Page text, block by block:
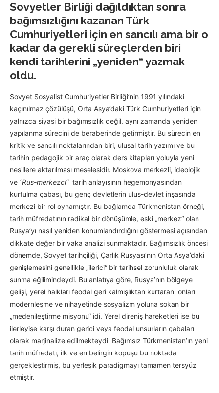
Sovyetler Birliği dağıldıktan sonra
bağımsızlığını kazanan Türk
Cumhuriyetleri için en sancılı ama bir o
kadar da gerekli süreçlerden biri
kendi tarihlerini „yeniden“ yazmak
oldu.
Sovyet Sosyalist Cumhuriyetler Birliği’nin 1991 yılındaki
kaçınılmaz çözülüşü, Orta Asya’daki Türk Cumhuriyetleri için
yalnızca siyasi bir bağımsızlık değil, aynı zamanda yeniden
yapılanma sürecini de beraberinde getirmiştir. Bu sürecin en
kritik ve sancılı noktalarından biri, ulusal tarih yazımı ve bu
tarihin pedagojik bir araç olarak ders kitapları yoluyla yeni
nesillere aktarılması meselesidir. Moskova merkezli, ideolojik
ve “Rus-merkezci“tarih anlayışının hegemonyasından
kurtulma çabası, bu genç devletlerin ulus-devlet inşasında
merkezi bir rol oynamıştır. Bu bağlamda Türkmenistan örneği,
tarih müfredatının radikal bir dönüşümle, eski „merkez“ olan
Rusya’yı nasıl yeniden konumlandırdığını göstermesi açısından
dikkate değer bir vaka analizi sunmaktadır. Bağımsızlık öncesi
dönemde, Sovyet tarihçiliği, Çarlık Rusyası’nın Orta Asya’daki
genişlemesini genellikle „ilerici“ bir tarihsel zorunluluk olarak
sunma eğilimindeydi. Bu anlatıya göre, Rusya’nın bölgeye
gelişi, yerel halkları feodal geri kalmışlıktan kurtaran, onları
modernleşme ve nihayetinde sosyalizm yoluna sokan bir
„medenileştirme misyonu“ idi. Yerel direniş hareketleri ise bu
ilerleyişe karşı duran gerici veya feodal unsurların çabaları
olarak marjinalize edilmekteydi. Bağımsız Türkmenistan’ın yeni
tarih müfredatı, ilk ve en belirgin kopuşu bu noktada
gerçekleştirmiş, bu yerleşik paradigmayı tamamen tersyüz
etmiştir.